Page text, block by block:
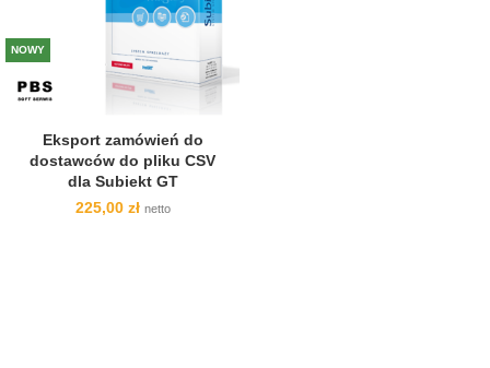
NOWY
Eksport zamówień do
dostawców do pliku CSV
dla Subiekt GT
225,00 zł netto